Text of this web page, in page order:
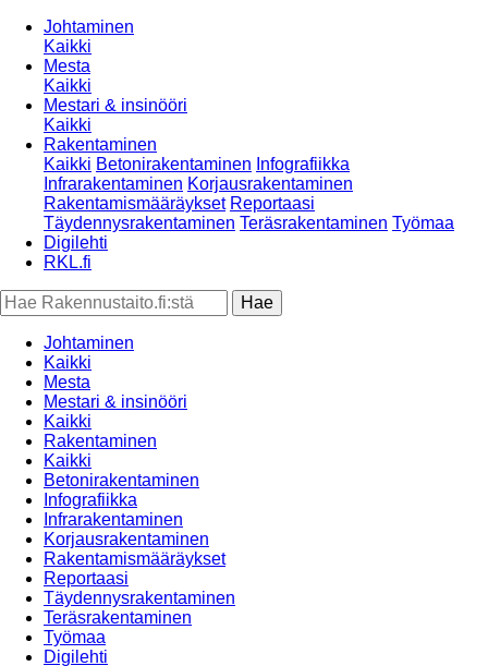
Johtaminen
Kaikki
Mesta
Kaikki
Mestari & insinööri
Kaikki
Rakentaminen
Kaikki Betonirakentaminen Infografiikka
Infrarakentaminen Korjausrakentaminen
Rakentamismääräykset Reportaasi
Täydennysrakentaminen Teräsrakentaminen Työmaa
Digilehti
RKL.fi
Johtaminen
Kaikki
Mesta
Mestari & insinööri
Kaikki
Rakentaminen
Kaikki
Betonirakentaminen
Infografiikka
Infrarakentaminen
Korjausrakentaminen
Rakentamismääräykset
Reportaasi
Täydennysrakentaminen
Teräsrakentaminen
Työmaa
Digilehti